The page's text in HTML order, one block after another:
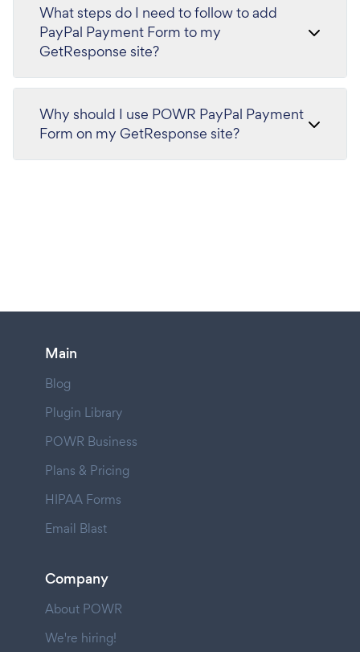
What steps do I need to follow to add
PayPal Payment Form to my
GetResponse site?
Why should I use POWR PayPal Payment
Form on my GetResponse site?
Main
Blog
Plugin Library
POWR Business
Plans & Pricing
HIPAA Forms
Email Blast
Company
About POWR
We're hiring!